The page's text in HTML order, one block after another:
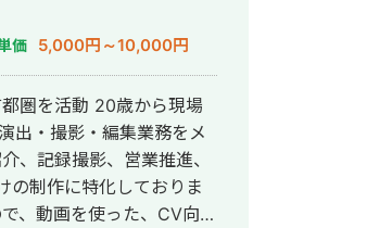
価 5,000円～10,000円
圏を活動 20歳から現場
出・撮影・編集業務をメ
、記録撮影、営業推進、
の制作に特化しておりま